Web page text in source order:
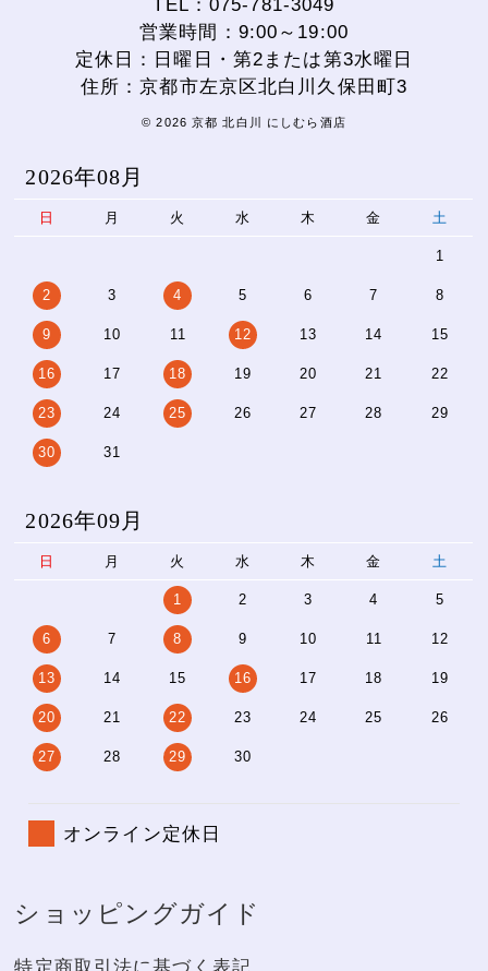
TEL：075-781-3049
営業時間：9:00～19:00
定休日：日曜日・第2または第3水曜日
住所：京都市左京区北白川久保田町3
© 2026 京都 北白川 にしむら酒店
2026年08月
日 月 火 水 木 金 土
1
2 3 4 5 6 7 8
9 10 11 12 13 14 15
16 17 18 19 20 21 22
23 24 25 26 27 28 29
30 31
2026年09月
日 月 火 水 木 金 土
1 2 3 4 5
6 7 8 9 10 11 12
13 14 15 16 17 18 19
20 21 22 23 24 25 26
27 28 29 30
オンライン定休日
ショッピングガイド